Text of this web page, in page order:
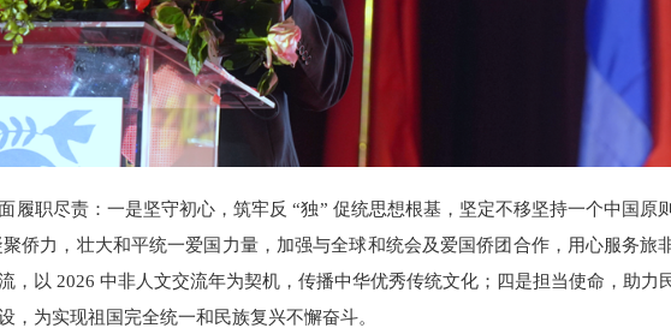
履职尽责：一是坚守初心，筑牢反 “独” 促统思想根基，坚定不移坚持一个中国原
侨力，壮大和平统一爱国力量，加强与全球和统会及爱国侨团合作，用心服务旅
，以 2026 中非人文交流年为契机，传播中华优秀传统文化；四是担当使命，助力
为实现祖国完全统一和民族复兴不懈奋斗。